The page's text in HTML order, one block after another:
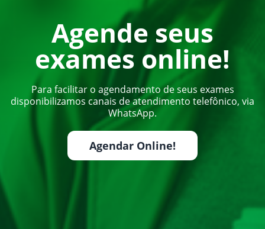
Agende seus
exames online!
Para facilitar o agendamento de seus exames
disponibilizamos canais de atendimento telefônico, via
WhatsApp.
Agendar Online!